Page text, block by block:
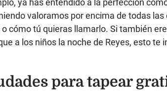
ya has entendido a la perfección
valoramos por encima de todas las
cómo tú quieras llamarlo. Si también
a los niños la noche de Reyes, esto te
para tapear